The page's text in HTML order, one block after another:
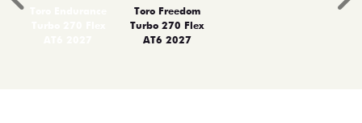
Toro Freedom
Turbo 270 Flex
AT6 2027
Anterior